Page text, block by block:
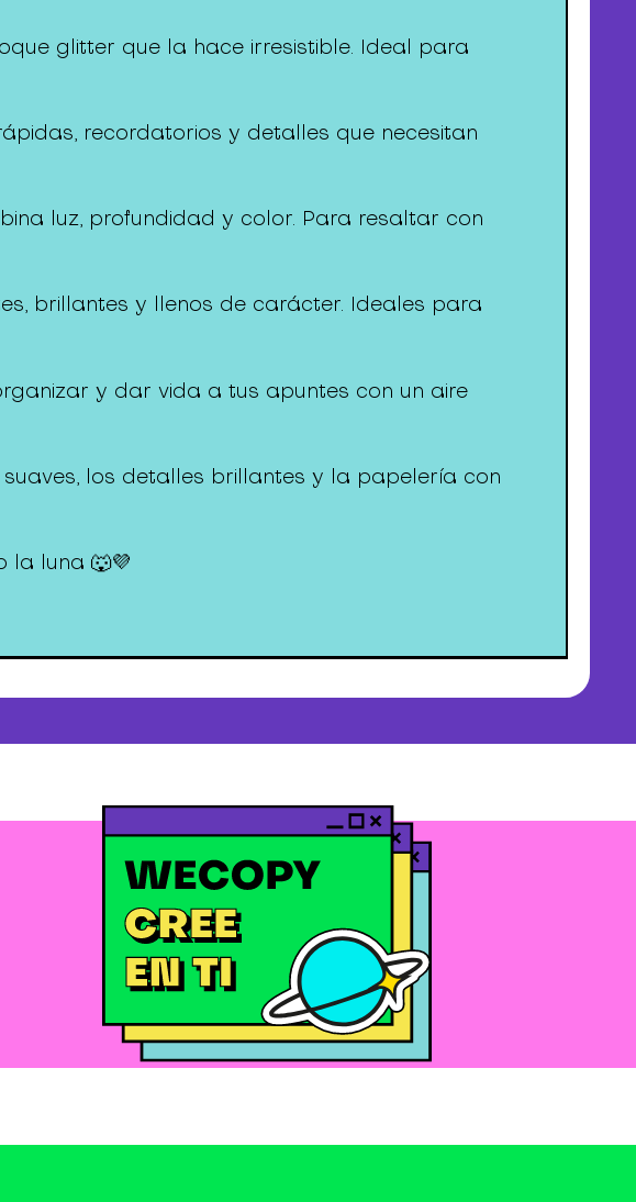
glitter que la hace irresistible. Ideal para
recordatorios y detalles que necesitan
luz, profundidad y color. Para resaltar con
brillantes y llenos de carácter. Ideales para
y dar vida a tus apuntes con un aire
suaves, los detalles brillantes y la papelería con
la luna 🐺💜